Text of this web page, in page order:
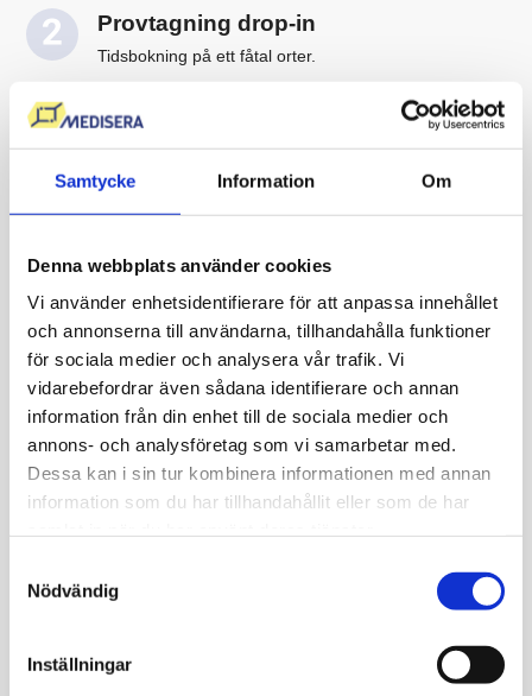
Samtycke Information Om
Denna webbplats använder cookies
Vi använder enhetsidentifierare för att anpassa innehållet
och annonserna till användarna, tillhandahålla funktioner
för sociala medier och analysera vår trafik. Vi
vidarebefordrar även sådana identifierare och annan
information från din enhet till de sociala medier och
annons- och analysföretag som vi samarbetar med.
Dessa kan i sin tur kombinera informationen med annan
information som du har tillhandahållit eller som de har
Nödvändig
Inställningar
Provtagning drop-in
Tidsbokning på ett fåtal orter.
Logga in i ”Min Journal”
Bank-ID.
Beställ färdigt paket eller skräddarsy din egna
remiss utan att behöva skapa ett konto/ladda ner en
app.
Du kan ta blodprovet direkt efter beställning, på ett
provtagningsställe nära dig.
Blodprovstagning med hög klinisk standard i
samarbete med bl.a. Karolinska
Universitetslaboratoriet.
Kommentar från Mediseras läkare ingår alltid,
Mediseras läkare tar kontakt vid gravt avvikande
Störst utbud av blodprover i Sverige.